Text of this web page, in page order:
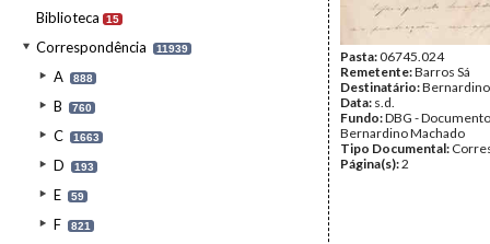
Biblioteca 15
Correspondência 11939
A 888
B 760
C 1663
D 193
E 59
F 821
Pasta:06745.024
Remetente:Barros Sá
Destinatário:
Data: s.d.
Fundo:DBG -
Bernardino Machado
Tipo Documental:
Página(s):2